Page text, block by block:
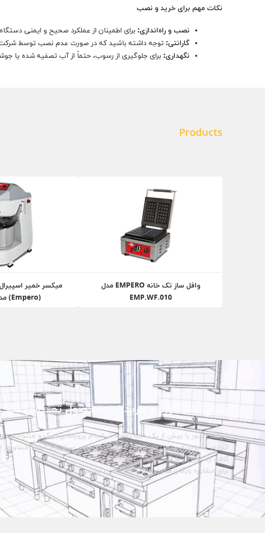
نکات مهم برای خرید و نصب
نصب و راه‌اندازی: برای اطمینان از عملکرد صحیح و ایمنی
گارانتی: توجه داشته باشید که در صورت عدم نصب توسط شرکت،
نگهداری: برای جلوگیری از رسوب، حتماً از آب تصفیه شده یا
Products
وافل ساز تک خانه EMPERO مدل
EMP.WF.010
(Empero) مدل SH.06
بـــرای مشـــاوره و خرید این محصول تمــــاس
شرکت حبتور با بیش از یک دهه تجربه در انجام پروژه‌های بزرگ و متنوع در
اندازی آشپزخانه صنعتی و تامین تجهیزات کافه و رستوران، آماده مشاوره،
کافه، رستوران و یا فست فود شماست.
برای مشاوره رایگان همین حالا با ما تماس بگیرید.